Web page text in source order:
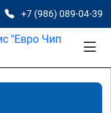
+7 (986) 089-04-39